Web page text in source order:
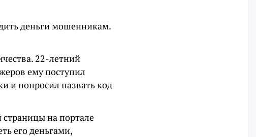
деньги мошенникам.
22-летний
ему поступил
и попросил назвать код
на портале
его деньгами,